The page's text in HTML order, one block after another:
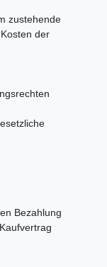
zustehende
der
Bezahlung